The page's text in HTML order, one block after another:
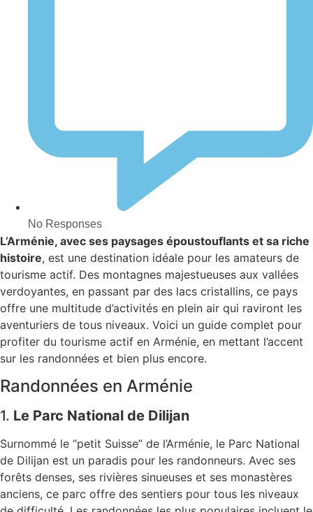
No Responses
L’Arménie, avec ses paysages époustouflants et sa riche
histoire, est une destination idéale pour les amateurs de
tourisme actif. Des montagnes majestueuses aux vallées
verdoyantes, en passant par des lacs cristallins, ce pays
offre une multitude d’activités en plein air qui raviront les
aventuriers de tous niveaux. Voici un guide complet pour
profiter du tourisme actif en Arménie, en mettant l’accent
sur les randonnées et bien plus encore.
Randonnées en Arménie
1. Le Parc National de Dilijan
Surnommé le “petit Suisse” de l’Arménie, le Parc National
de Dilijan est un paradis pour les randonneurs. Avec ses
forêts denses, ses rivières sinueuses et ses monastères
anciens, ce parc offre des sentiers pour tous les niveaux